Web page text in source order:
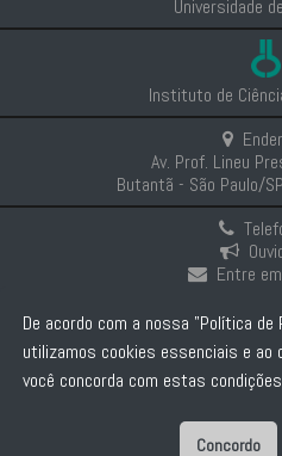
Universidade
Instituto de
Av. Prof. Lineu
Butantã - São Paulo/
Entre
Politica de
De acordo com a nossa "Política de
utilizamos cookies essenciais e ao
você concorda com estas
Concordo